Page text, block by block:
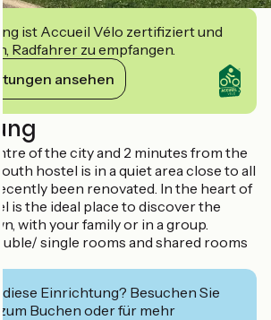
ist Accueil Vélo zertifiziert und
Radfahrer zu empfangen.
ansehen
of the city and 2 minutes from the
hostel is in a quiet area close to all
been renovated. In the heart of
is the ideal place to discover the
with your family or in a group.
single rooms and shared rooms
diese Einrichtung? Besuchen Sie
Buchen oder für mehr